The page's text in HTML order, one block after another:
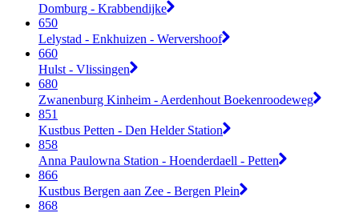
Domburg - Krabbendijke
650
Lelystad - Enkhuizen - Wervershoof
660
Hulst - Vlissingen
680
Zwanenburg Kinheim - Aerdenhout Boekenroodeweg
851
Kustbus Petten - Den Helder Station
858
Anna Paulowna Station - Hoenderdaell - Petten
866
Kustbus Bergen aan Zee - Bergen Plein
868